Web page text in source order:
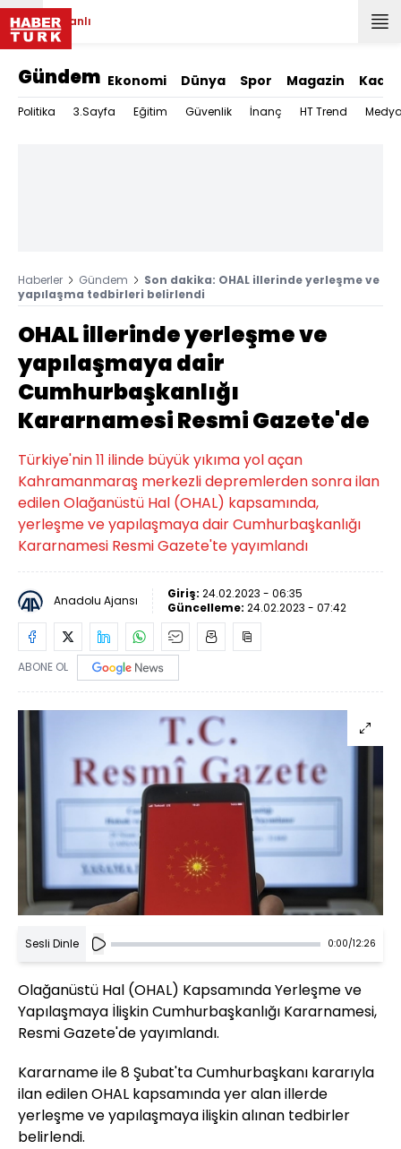
Canlı
Gündem Ekonomi Dünya Spor Magazin Kadın
Politika 3.Sayfa Eğitim Güvenlik İnanç HT Trend
Haberler Gündem
Son dakika: OHAL illerinde yerleşme ve
yapılaşma tedbirleri belirlendi
OHAL illerinde yerleşme ve
yapılaşmaya dair
Cumhurbaşkanlığı
Kararnamesi Resmi Gazete'de
Türkiye'nin 11 ilinde büyük yıkıma yol açan
Kahramanmaraş merkezli depremlerden sonra ilan
edilen Olağanüstü Hal (OHAL) kapsamında,
yerleşme ve yapılaşmaya dair Cumhurbaşkanlığı
Kararnamesi Resmi Gazete'te yayımlandı
Anadolu Ajansı Giriş: 24.02.2023 - 06:35
Güncelleme: 24.02.2023 - 07:42
ABONE OL
Sesli Dinle 0:00/12:26
Olağanüstü Hal (OHAL) Kapsamında Yerleşme ve
Yapılaşmaya İlişkin Cumhurbaşkanlığı Kararnamesi,
Resmi Gazete'de yayımlandı.
Kararname ile 8 Şubat'ta Cumhurbaşkanı kararıyla
ilan edilen OHAL kapsamında yer alan illerde
yerleşme ve yapılaşmaya ilişkin alınan tedbirler
belirlendi.